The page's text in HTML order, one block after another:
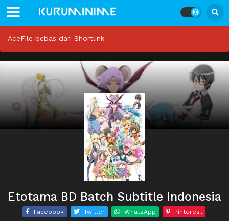
AceFile bebas dari Shortlink
Etotama BD Batch Subtitle Indonesia
Facebook Twitter WhatsApp Pinterest